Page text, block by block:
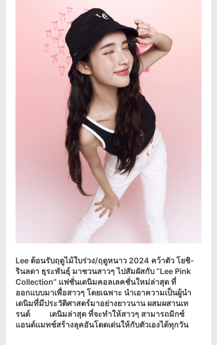
Lee ต้อนรับฤดูไม้ใบร่วง/ฤดูหนาว 2024 คว้าตัว โยชิ-
รินลดา ธุระพันธุ์ มาชวนสาวๆ ไปสัมผัสกับ “Lee Pink
Collection” แฟชั่นเดนิมคอลเลคชั่นใหม่ล่าสุด ที่
ออกแบบมาเพื่อสาวๆ โดยเฉพาะ นำเอาความเป็นผู้นำ
เดนิมที่มีประวัติศาสตร์มาอย่างยาวนาน ผสมผสานเท
รนด์ เดนิมล่าสุด ที่จะทำให้สาวๆ สามารถมิกซ์
แอนด์แมทช์สร้างลุคอันโดดเด่นให้กับตัวเองได้ทุกวัน